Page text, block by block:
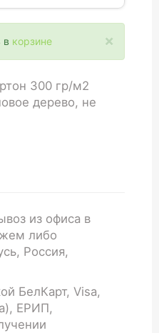
×
в корзине
300 гр/м2
дерево, не
из офиса в
либо
Россия,
БелКарт, Visa,
ЕРИП,